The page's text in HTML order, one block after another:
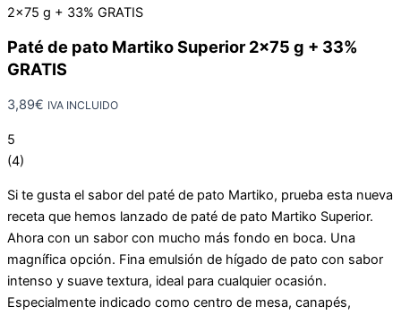
2×75 g + 33% GRATIS
Paté de pato Martiko Superior 2×75 g + 33%
GRATIS
3,89€ IVA INCLUIDO
5
(4)
Si te gusta el sabor del paté de pato Martiko, prueba esta nueva
receta que hemos lanzado de paté de pato Martiko Superior.
Ahora con un sabor con mucho más fondo en boca. Una
magnífica opción. Fina emulsión de hígado de pato con sabor
intenso y suave textura, ideal para cualquier ocasión.
Especialmente indicado como centro de mesa, canapés,